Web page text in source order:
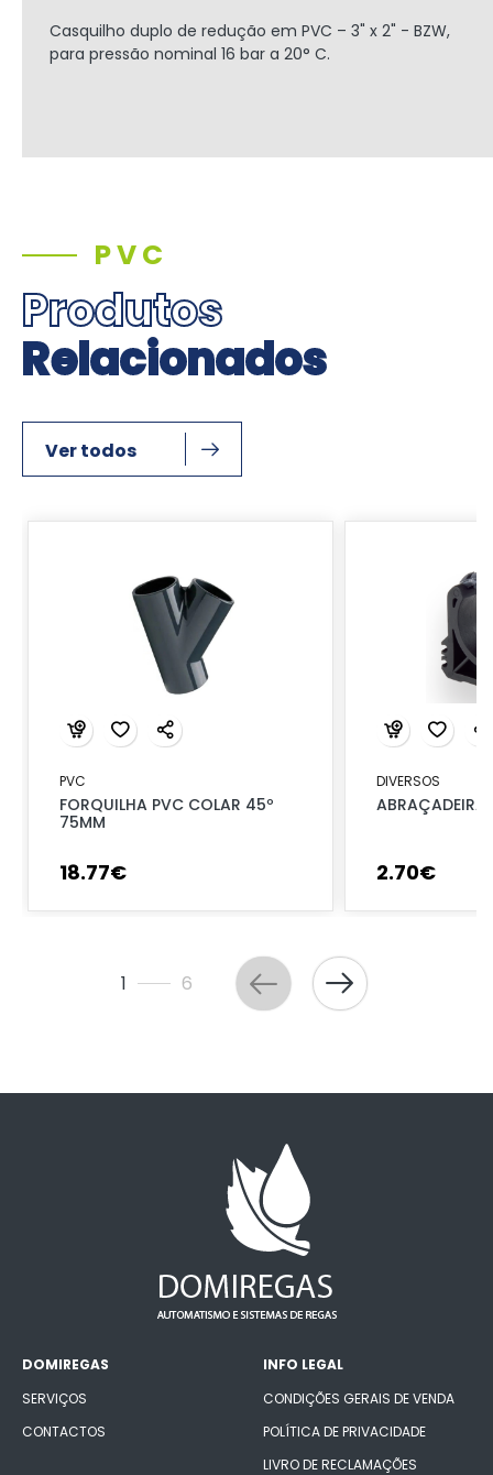
Casquilho duplo de redução em PVC – 3" x 2" - BZW,
para pressão nominal 16 bar a 20° C.
PVC
Produtos
Relacionados
Ver todos
PVC
FORQUILHA PVC COLAR 45º
75MM
18.77€
DIVERSOS
ABRAÇADEIRA
2.70€
1 6
DOMIREGAS
SERVIÇOS
CONTACTOS
INFO LEGAL
CONDIÇÕES GERAIS DE VENDA
POLÍTICA DE PRIVACIDADE
LIVRO DE RECLAMAÇÕES